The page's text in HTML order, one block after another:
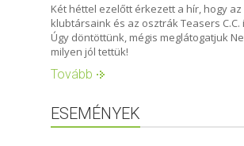
Két héttel ezelőtt érkezett a hír, hogy az
klubtársaink és az osztrák Teasers C.C.
Úgy döntöttünk, mégis meglátogatjuk
milyen jól tettük!
Tovább
ESEMÉNYEK